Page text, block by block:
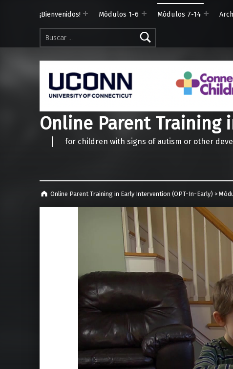
Buscar:
¡Bienvenidos! Módulos 1-6 Módulos 7-14
Online Parent Training
for children with signs of autism or other
Online Parent Training in Early Intervention (OPT-In-Early) >